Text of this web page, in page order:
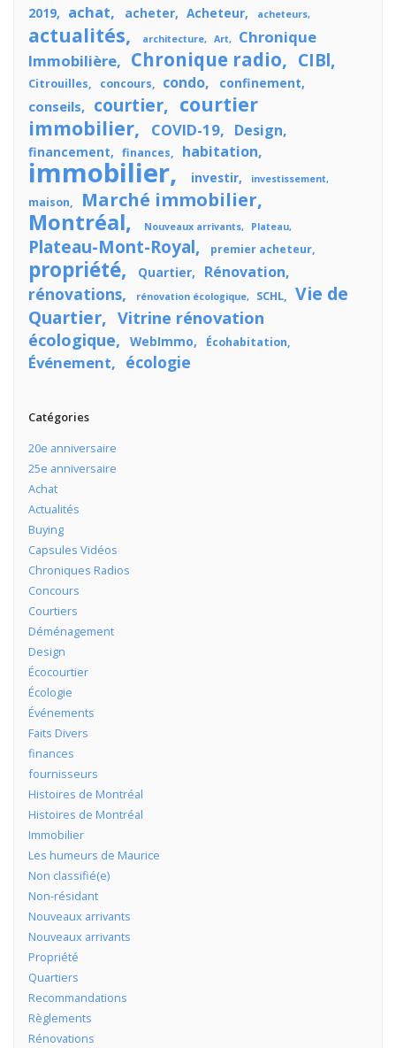
2019 achat acheter Acheteur acheteurs
actualités architecture Art
Chronique
Immobilière
Chronique radio CIBl
Citrouilles concours condo confinement
conseils courtier
courtier
immobilier
COVID-19 Design
financement finances habitation
immobilier investir investissement
maison Marché immobilier
Montréal Nouveaux arrivants Plateau
Plateau-Mont-Royal premier acheteur
propriété Quartier Rénovation
rénovations rénovation écologique SCHL
Vie de
Quartier
Vitrine rénovation
écologique
WebImmo Écohabitation
Événement écologie
Catégories
20e anniversaire
25e anniversaire
Achat
Actualités
Buying
Capsules Vidéos
Chroniques Radios
Concours
Courtiers
Déménagement
Design
Écocourtier
Écologie
Événements
Faits Divers
finances
fournisseurs
Histoires de Montréal
Histoires de Montréal
Immobilier
Les humeurs de Maurice
Non classifié(e)
Non-résidant
Nouveaux arrivants
Nouveaux arrivants
Propriété
Quartiers
Recommandations
Règlements
Rénovations